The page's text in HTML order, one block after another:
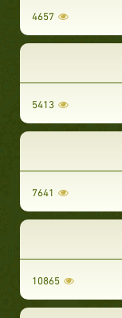
4657
5413
7641
10865